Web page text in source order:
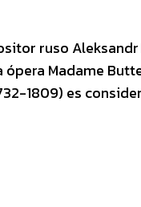
ruso
ópera Madame
1809) es